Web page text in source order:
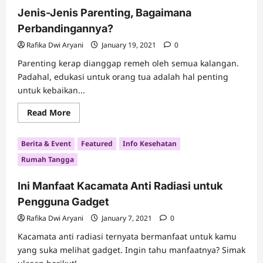
yang
Jenis-Jenis Parenting, Bagaimana
Perbandingannya?
Rafika Dwi Aryani January 19, 2021 0
Parenting kerap dianggap remeh oleh semua kalangan.
Padahal, edukasi untuk orang tua adalah hal penting
untuk kebaikan...
Read MoreRead
more
Jenis-
Jenis
Parenting,
Bagaimana
Perbandingannya?
Berita & Event Featured
Info Kesehatan
Rumah Tangga
Ini Manfaat Kacamata Anti Radiasi untuk
Pengguna Gadget
Rafika Dwi Aryani January 7, 2021 0
Kacamata anti radiasi ternyata bermanfaat untuk kamu
yang suka melihat gadget. Ingin tahu manfaatnya? Simak